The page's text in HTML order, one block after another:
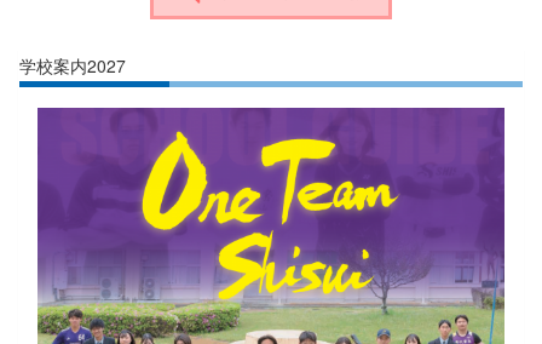
学校案内2027